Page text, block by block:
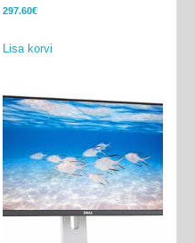
297.60€
Lisa korvi